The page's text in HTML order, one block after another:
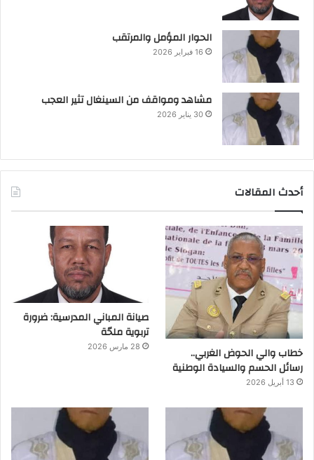
الحوار المؤمل والمرتقب
16 فبراير 2026
مشاهد ومواقف من السينغال تثير العجب
30 يناير 2026
أحدث المقالات
خطاب والي الحوض الغربي..
رسائل الحسم والسيادة الوطنية
13 أبريل 2026
صيانة المباني المدرسية: ضرورة
تربوية ملحّة
28 مارس 2026